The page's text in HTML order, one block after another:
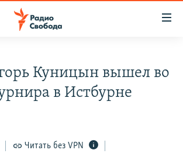
Куницын вышел во
в Истбурне
Читать без VPN